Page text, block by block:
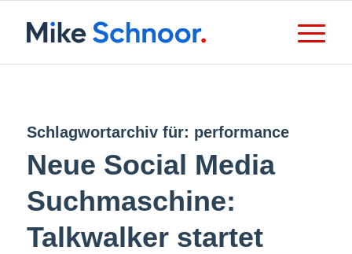
Schlagwortarchiv für: performance
Neue Social Media
Suchmaschine:
Talkwalker startet